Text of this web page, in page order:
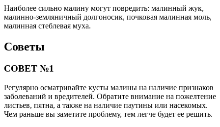
Наиболее сильно малину могут повредить: малинный жук,
малинно-земляничный долгоносик, почковая малинная моль,
малинная стеблевая муха.
Советы
СОВЕТ №1
Регулярно осматривайте кусты малины на наличие признаков
заболеваний и вредителей. Обратите внимание на пожелтение
листьев, пятна, а также на наличие паутины или насекомых.
Чем раньше вы заметите проблему, тем легче будет ее решить.